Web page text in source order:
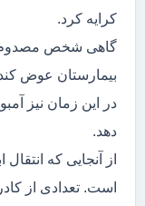
کرایه کرد.
گاهی شخص مصدوم و
بیمارستان عوض
در این زمان نیز
دهد.
از آنجایی که
است. تعدادی از